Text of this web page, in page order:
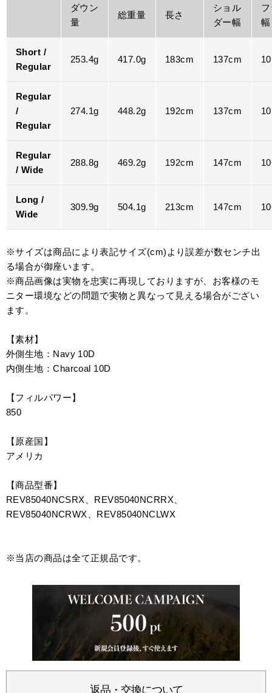
ダウン
量
総重量 長さ
ショル
ダー幅
幅
Short /
Regular
253.4g 417.0g 183cm 137cm
Regular
/
Regular
274.1g 448.2g 192cm 137cm
Regular
/ Wide
288.8g 469.2g 192cm 147cm
Long /
Wide
309.9g 504.1g 213cm 147cm
※サイズは商品により表記サイズ(cm)より誤差が数センチ出
る場合が御座います。
※商品画像は実物を忠実に再現しておりますが、お客様のモ
ニター環境などの問題で実物と異なって見える場合がござい
ます。
【素材】
外側生地：Navy 10D
内側生地：Charcoal 10D
【フィルパワー】
850
【原産国】
アメリカ
【商品型番】
REV85040NCSRX、REV85040NCRRX、
REV85040NCRWX、REV85040NCLWX
※当店の商品は全て正規品です。
返品・交換について